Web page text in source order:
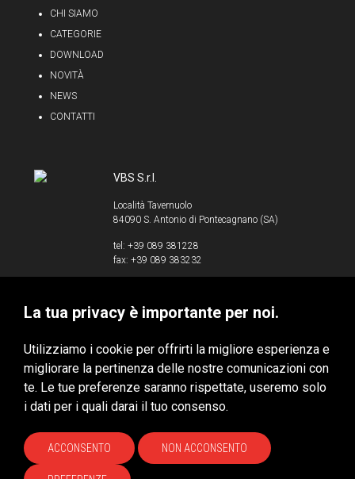
CHI SIAMO
CATEGORIE
DOWNLOAD
NOVITÀ
NEWS
CONTATTI
VBS S.r.l.
Località Tavernuolo
84090 S. Antonio di Pontecagnano (SA)
tel: +39 089 381228
fax: +39 089 383232
P.IVA 00853520658
VBS S.r.l. © 2020 - Tutti i diritti riservati
Privacy & Cookie Policy
La tua privacy è importante per noi.
Utilizziamo i cookie per offrirti la migliore esperienza e
migliorare la pertinenza delle nostre comunicazioni con
te. Le tue preferenze saranno rispettate, useremo solo
i dati per i quali darai il tuo consenso.
ACCONSENTO NON ACCONSENTO